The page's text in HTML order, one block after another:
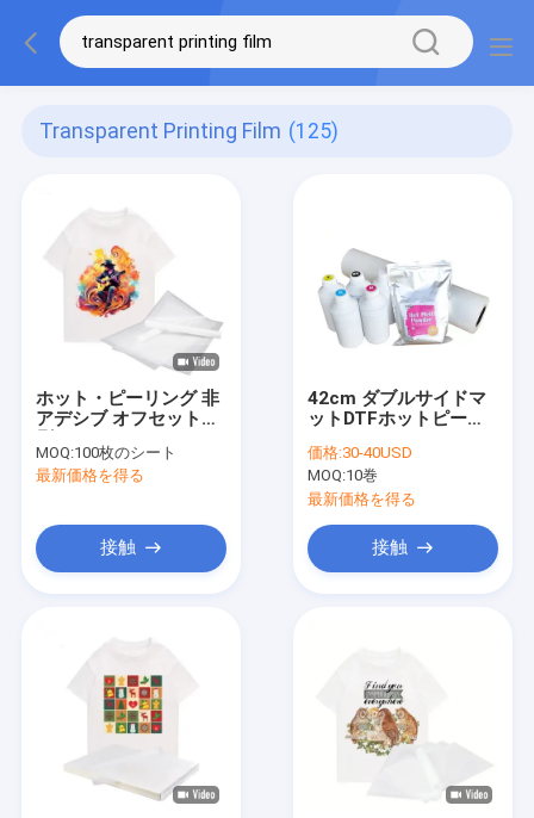
Transparent Printing Film (125)
ホット・ピーリング 非
アデシブ オフセット印
75mic 透明印刷フィル
ム
MOQ:100枚のシート
最新価格を得る
接触
42cm ダブルサイドマ
ットDTFホットピール
75micDTFプリントフ
ィルム
価格:30-40USD
MOQ:10巻
最新価格を得る
接触